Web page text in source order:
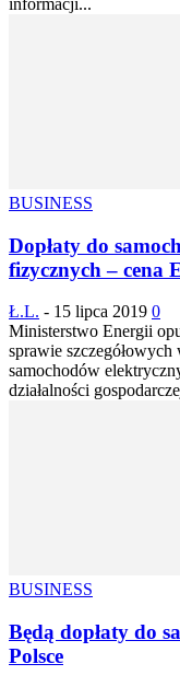
informacji...
BUSINESS
Dopłaty do
fizycznych – cena
Ł.L. - 15 lipca 2019 0
Ministerstwo Energii
sprawie
samochodów
działalności
BUSINESS
Będą dopłaty do
Polsce